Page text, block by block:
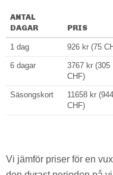
ANTAL
DAGAR
PRIS
1 dag 926 kr (75
6 dagar
3767 kr (305
CHF)
Säsongskort
11658 kr (944
CHF)
Vi jämför priser för en